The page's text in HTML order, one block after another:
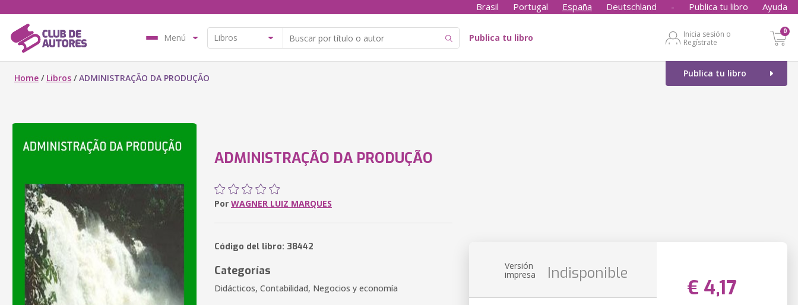
Brasil Portugal España Deutschland - Publica tu libro Ayuda
Menú Publica tu libro
Inicia sesión o
Regístrate
0
Publica tu libro
Home / Libros /ADMINISTRAÇÃO DA PRODUÇÃO
ADMINISTRAÇÃO DA PRODUÇÃO
Por WAGNER LUIZ MARQUES
Código del libro: 38442
Categorías
Didácticos, Contabilidad, Negocios y economía
Versión
impresa Indisponible
€ 4,17